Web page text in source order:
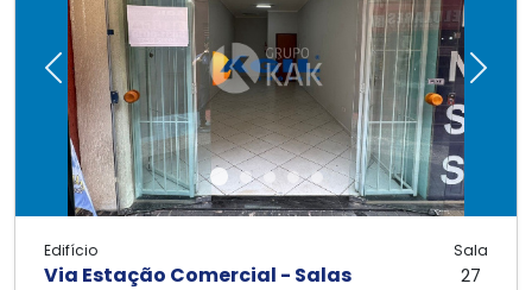
Previous Next
Edifício
Via Estação Comercial - Salas
Sala
27